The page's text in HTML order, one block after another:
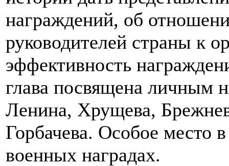
награждений, об
руководителей страны к
эффективность
глава посвящена личным
Ленина, Хрущева,
Горбачева. Особое место
военных наградах.